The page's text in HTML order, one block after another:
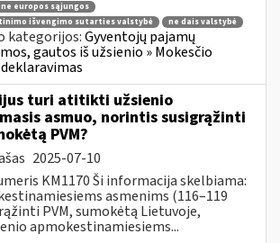
ne europos sąjungos
išvengimo sutarties valstybė
ne dais valstybė
kategorijos:Gyventojų pajamų
gautos iš užsienio » Mokesčio
turi atitikti užsienio
asmuo, norintis susigrąžinti
PVM?
2025-07-10
KM1170 Ši informacija skelbiama:
asmenims (116–119
PVM, sumokėtą Lietuvoje,
apmokestinamiesiems...